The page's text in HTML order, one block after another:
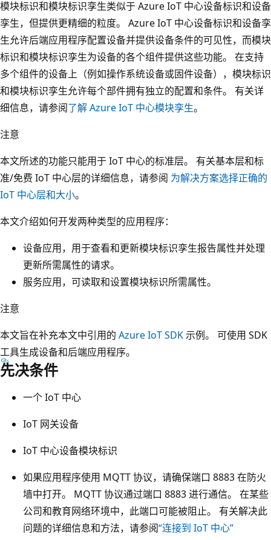
模块标识和模块标识孪生类似于 Azure IoT 中心设备标识和设备
孪生，但提供更精细的粒度。 Azure IoT 中心设备标识和设备孪
生允许后端应用程序配置设备并提供设备条件的可见性，而模块
标识和模块标识孪生为设备的各个组件提供这些功能。 在支持
多个组件的设备上（例如操作系统设备或固件设备），模块标识
和模块标识孪生允许每个部件拥有独立的配置和条件。 有关详
细信息，请参阅了解 Azure IoT 中心模块孪生。
注意
本文所述的功能只能用于 IoT 中心的标准层。 有关基本层和标
准/免费 IoT 中心层的详细信息，请参阅 为解决方案选择正确的
IoT 中心层和大小。
本文介绍如何开发两种类型的应用程序：
设备应用，用于查看和更新模块标识孪生报告属性并处理
更新所需属性的请求。
服务应用，可读取和设置模块标识所需属性。
注意
本文旨在补充本文中引用的 Azure IoT SDK示例。 可使用 SDK
工具生成设备和后端应用程序。
先决条件
一个 IoT 中心
IoT 网关设备
IoT 中心设备模块标识
如果应用程序使用 MQTT 协议，请确保端口 8883 在防火
墙中打开。 MQTT 协议通过端口 8883 进行通信。 在某些
公司和教育网络环境中，此端口可能被阻止。 有关解决此
问题的详细信息和方法，请参阅“连接到 IoT 中心”